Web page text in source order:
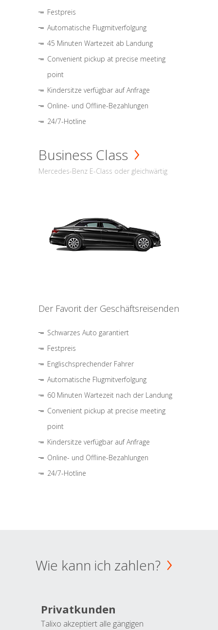
Festpreis
Automatische Flugmitverfolgung
45 Minuten Wartezeit ab Landung
Convenient pickup at precise meeting
point
Kindersitze verfügbar auf Anfrage
Online- und Offline-Bezahlungen
24/7-Hotline
Business Class
Mercedes-Benz E-Class oder gleichwärtig
Der Favorit der Geschäftsreisenden
Schwarzes Auto garantiert
Festpreis
Englischsprechender Fahrer
Automatische Flugmitverfolgung
60 Minuten Wartezeit nach der Landung
Convenient pickup at precise meeting
point
Kindersitze verfügbar auf Anfrage
Online- und Offline-Bezahlungen
24/7-Hotline
Wie kann ich zahlen?
Privatkunden
Talixo akzeptiert alle gängigen